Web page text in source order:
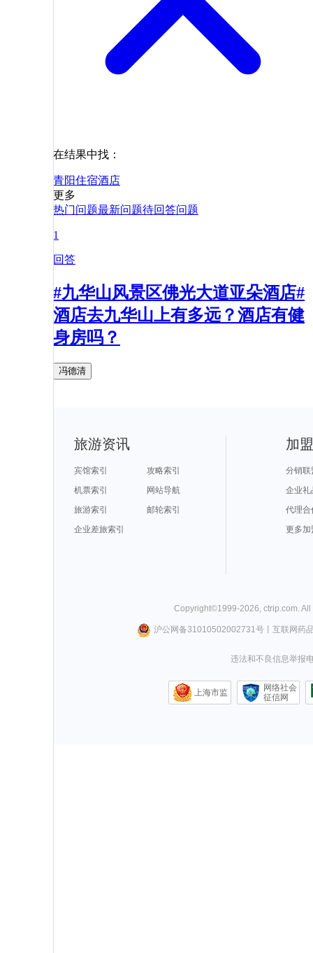
在结果中找：
青阳住宿酒店
更多
热门问题最新问题待回答问题
1
回答
#九华山风景区佛光大道亚朵酒店#
酒店去九华山上有多远？酒店有健
身房吗？
冯德清
旅游资讯
宾馆索引
攻略索引
机票索引
网站导航
旅游索引
邮轮索引
企业差旅索引
加
分销联
企业礼
代理合
更多加
Copyright©1999-2026 ctrip.com .
沪公网备31010502002731号丨 互联网药
违法和不良信息举报
上海市监
网络社会
征信网